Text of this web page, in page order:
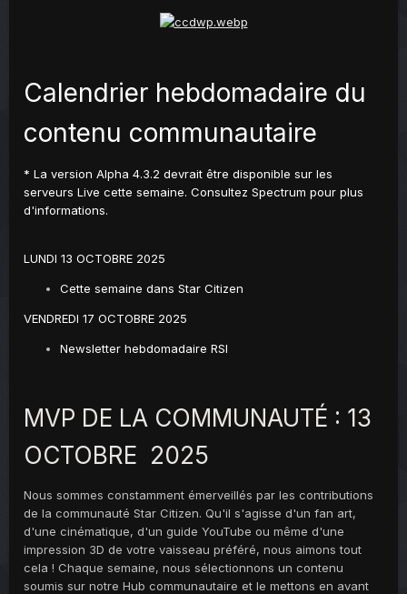
Calendrier hebdomadaire du
contenu communautaire
* La version Alpha 4.3.2 devrait être disponible sur les
serveurs Live cette semaine. Consultez Spectrum pour plus
d'informations.
LUNDI 13 OCTOBRE 2025
Cette semaine dans Star Citizen
VENDREDI 17 OCTOBRE 2025
Newsletter hebdomadaire RSI
MVP DE LA COMMUNAUTÉ : 13
OCTOBRE 2025
Nous sommes constamment émerveillés par les contributions
de la communauté Star Citizen. Qu'il s'agisse d'un fan art,
d'une cinématique, d'un guide YouTube ou même d'une
impression 3D de votre vaisseau préféré, nous aimons tout
cela ! Chaque semaine, nous sélectionnons un contenu
soumis sur notre Hub communautaire et le mettons en avant